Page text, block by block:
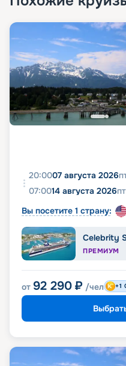
20:0007 августа 2026
07:0014 августа 2026пт
Вы посетите 1 страну:
Celebrity
ПРЕМИУМ
от 92 290 ₽ /чел +1